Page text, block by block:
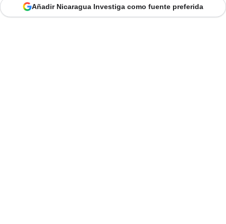
Añadir Nicaragua Investiga como fuente preferida